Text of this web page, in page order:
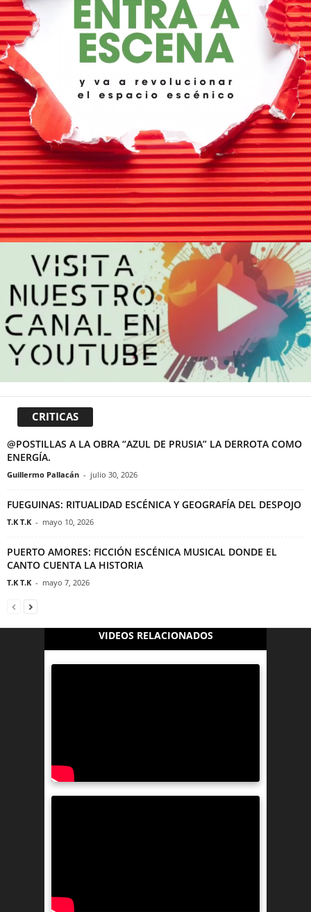
CRITICAS
@POSTILLAS A LA OBRA “AZUL DE PRUSIA” LA DERROTA COMO
ENERGÍA.
Guillermo Pallacán - julio 30, 2026
FUEGUINAS: RITUALIDAD ESCÉNICA Y GEOGRAFÍA DEL DESPOJO
T.K T.K - mayo 10, 2026
PUERTO AMORES: FICCIÓN ESCÉNICA MUSICAL DONDE EL
CANTO CUENTA LA HISTORIA
T.K T.K - mayo 7, 2026
VIDEOS RELACIONADOS